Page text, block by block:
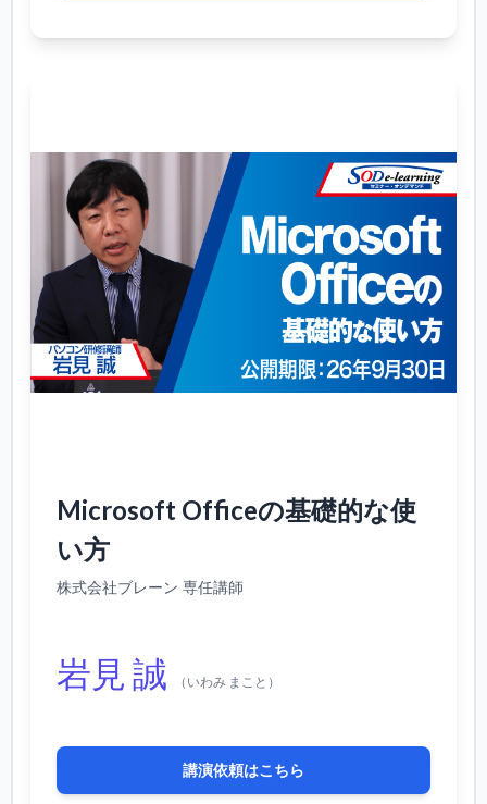
Microsoft Officeの基礎的な使
い方
株式会社ブレーン 専任講師
岩見 誠 （いわみ まこと）
講演依頼はこちら